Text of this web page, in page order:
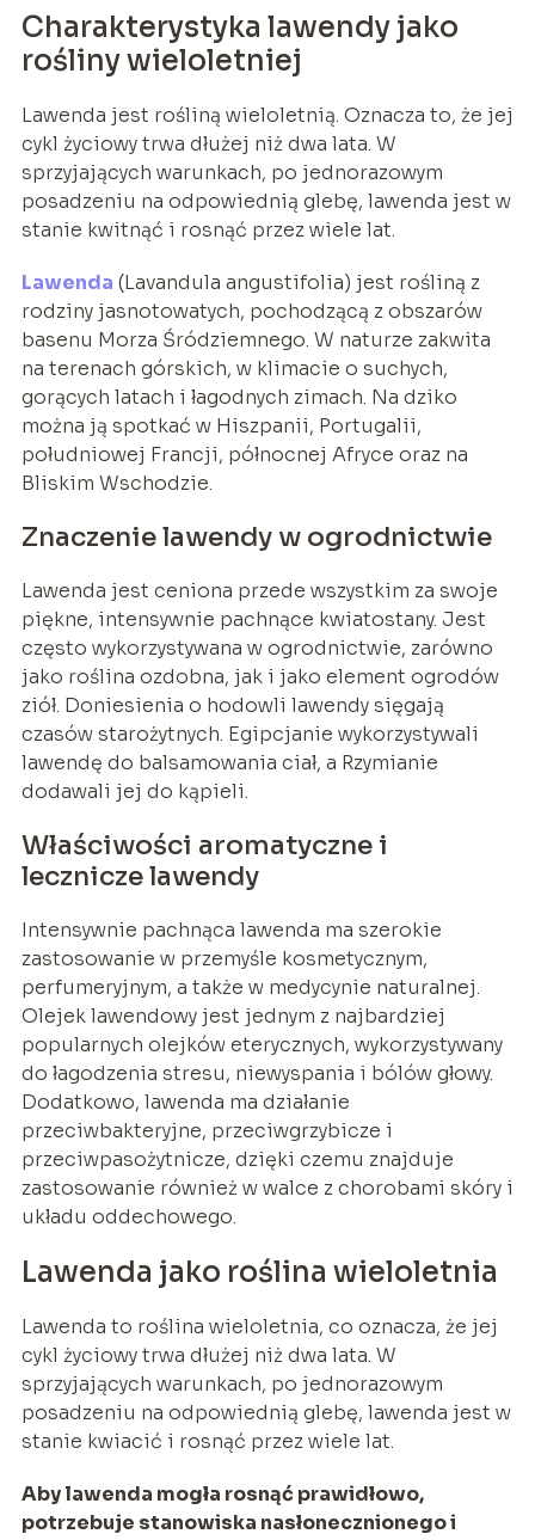
Charakterystyka lawendy jako
rośliny wieloletniej
Lawenda jest rośliną wieloletnią. Oznacza to, że jej
cykl życiowy trwa dłużej niż dwa lata. W
sprzyjających warunkach, po jednorazowym
posadzeniu na odpowiednią glebę, lawenda jest w
stanie kwitnąć i rosnąć przez wiele lat.
Lawenda (Lavandula angustifolia) jest rośliną z
rodziny jasnotowatych, pochodzącą z obszarów
basenu Morza Śródziemnego. W naturze zakwita
na terenach górskich, w klimacie o suchych,
gorących latach i łagodnych zimach. Na dziko
można ją spotkać w Hiszpanii, Portugalii,
południowej Francji, północnej Afryce oraz na
Bliskim Wschodzie.
Znaczenie lawendy w ogrodnictwie
Lawenda jest ceniona przede wszystkim za swoje
piękne, intensywnie pachnące kwiatostany. Jest
często wykorzystywana w ogrodnictwie, zarówno
jako roślina ozdobna, jak i jako element ogrodów
ziół. Doniesienia o hodowli lawendy sięgają
czasów starożytnych. Egipcjanie wykorzystywali
lawendę do balsamowania ciał, a Rzymianie
dodawali jej do kąpieli.
Właściwości aromatyczne i
lecznicze lawendy
Intensywnie pachnąca lawenda ma szerokie
zastosowanie w przemyśle kosmetycznym,
perfumeryjnym, a także w medycynie naturalnej.
Olejek lawendowy jest jednym z najbardziej
popularnych olejków eterycznych, wykorzystywany
do łagodzenia stresu, niewyspania i bólów głowy.
Dodatkowo, lawenda ma działanie
przeciwbakteryjne, przeciwgrzybicze i
przeciwpasożytnicze, dzięki czemu znajduje
zastosowanie również w walce z chorobami skóry i
układu oddechowego.
Lawenda jako roślina wieloletnia
Lawenda to roślina wieloletnia, co oznacza, że jej
cykl życiowy trwa dłużej niż dwa lata. W
sprzyjających warunkach, po jednorazowym
posadzeniu na odpowiednią glebę, lawenda jest w
stanie kwiacić i rosnąć przez wiele lat.
Aby lawenda mogła rosnąć prawidłowo,
potrzebuje stanowiska nasłonecznionego i